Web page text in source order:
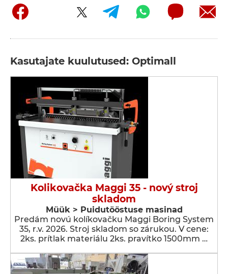
Kasutajate kuulutused: Optimall
Kolikovačka Maggi 35 - nový stroj
skladom
Müük > Puidutööstuse masinad
Predám novú kolíkovačku Maggi Boring System
35, r.v. 2026. Stroj skladom so zárukou. V cene:
2ks. prítlak materiálu 2ks. pravítko 1500mm …